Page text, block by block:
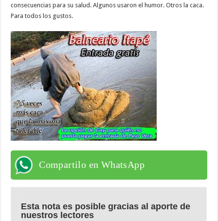
consecuencias para su salud. Algunos usaron el humor. Otros la caca.
Para todos los gustos.
Compartilo en WhatsApp
Esta nota es posible gracias al aporte de
nuestros lectores